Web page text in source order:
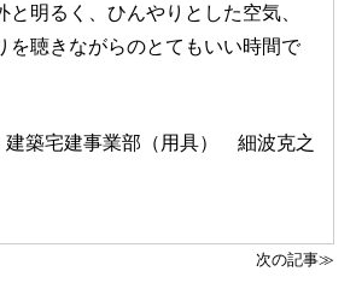
と明るく、ひんやりとした空気、
を聴きながらのとてもいい時間で
建築宅建事業部（用具） 細波克之
次の記事≫